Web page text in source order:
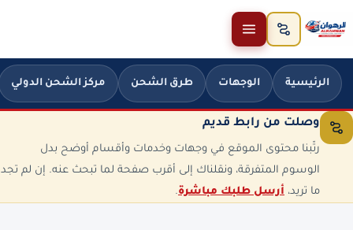
تخطَّ إلى المحتوى
الرئيسية الوجهات طرق الشحن مركز الشحن الدولي
وصلت من رابط قديم
رتّبنا محتوى الموقع في وجهات وخدمات وأقسام أوضح بدل
الوسوم المتفرقة، ونقلناك إلى أقرب صفحة لما تبحث عنه. إن لم تجد
ما تريد، أرسل طلبك مباشرة.